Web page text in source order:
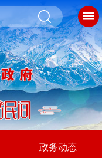
政务动态